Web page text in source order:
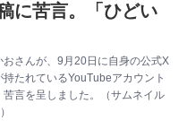
に苦言。「ひどい
さんが、9月20日に自身の公式X
たれているYouTubeアカウント
苦言を呈しました。（サムネイル